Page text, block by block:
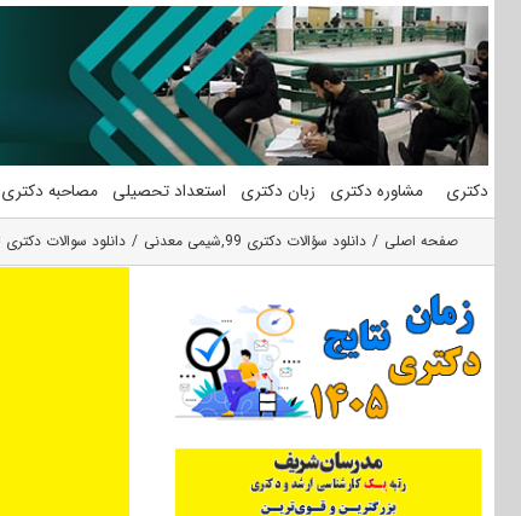
محتوا
دکتری مشاوره دکتری زبان دکتری استعداد تحصیلی مصاحبه دکتری
صفحه اصلی دانلود سؤالات دکتری 99 ,شیمی معدنی دانلود سوالات دکتری 99 شیمی معدنی کد 2214